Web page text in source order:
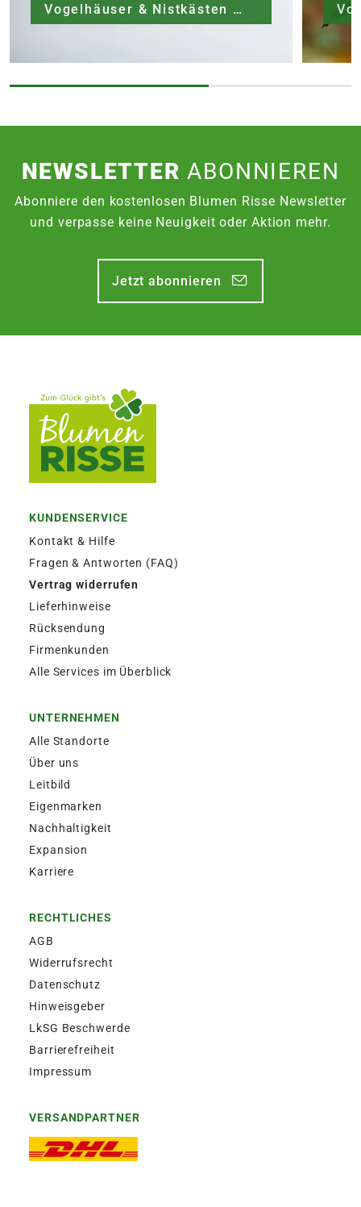
Vogelhäuser & Nistkästen
NEWSLETTER ABONNIEREN
Abonniere den kostenlosen Blumen Risse Newsletter
und verpasse keine Neuigkeit oder Aktion mehr.
Jetzt abonnieren
KUNDENSERVICE
Kontakt & Hilfe
Fragen & Antworten (FAQ)
Vertrag widerrufen
Lieferhinweise
Rücksendung
Firmenkunden
Alle Services im Überblick
UNTERNEHMEN
Alle Standorte
Über uns
Leitbild
Eigenmarken
Nachhaltigkeit
Expansion
Karriere
RECHTLICHES
AGB
Widerrufsrecht
Datenschutz
Hinweisgeber
LkSG Beschwerde
Barrierefreiheit
Impressum
VERSANDPARTNER